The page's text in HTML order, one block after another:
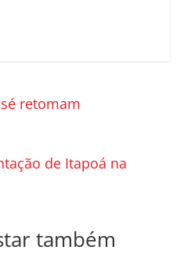
retomam
de Itapoá na
também